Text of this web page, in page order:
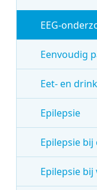
EEG-
Eenvoudig
Eet- en
Epilepsie
Epilepsie
Epilepsie